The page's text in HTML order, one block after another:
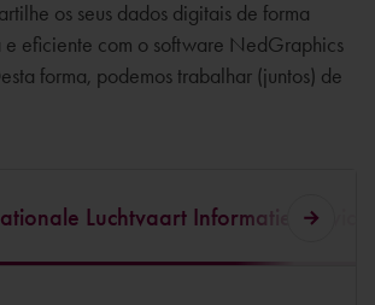
os seus dados digitais de forma
e eficiente com o software NedGraphics
forma, podemos trabalhar (juntos) de
Luchtvaart Informatie Services